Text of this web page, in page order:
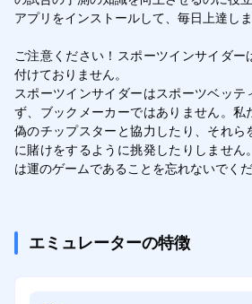
アプリをインストールして、毎日上達し
ご注意ください！スポーツインサイダ
付けておりません。
スポーツインサイダーはスポーツベッテ
ず、ブックメーカーではありません。
偽のチップスターと協力したり、それら
に賭けをするように挑発したりしませ
は運のゲームであることを忘れないでくだ
エミュレーターの特徴